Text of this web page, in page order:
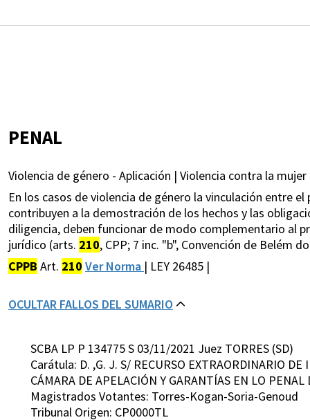
PENAL
Violencia de género - Aplicación | Violencia contra la
En los casos de violencia de género la vinculación entre
contribuyen a la demostración de los hechos y las
diligencia, deben funcionar de modo complementario al
jurídico (arts. 210, CPP; 7 inc. "b", Convención de Belém
CPPB Art. 210 Ver Norma | LEY 26485 |
OCULTAR FALLOS DEL SUMARIO
SCBA LP P 134775 S 03/11/2021 Juez TORRES (SD)
Carátula: D. ,G. J. S/ RECURSO EXTRAORDINARIO
CÁMARA DE APELACIÓN Y GARANTÍAS EN LO
Magistrados Votantes: Torres-Kogan-Soria-Genoud
Tribunal Origen: CP0000TL